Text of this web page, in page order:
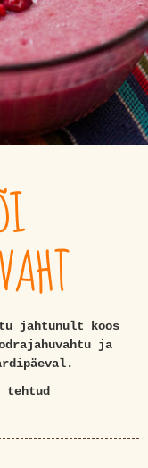
jahtunult koos
ja
tehtud